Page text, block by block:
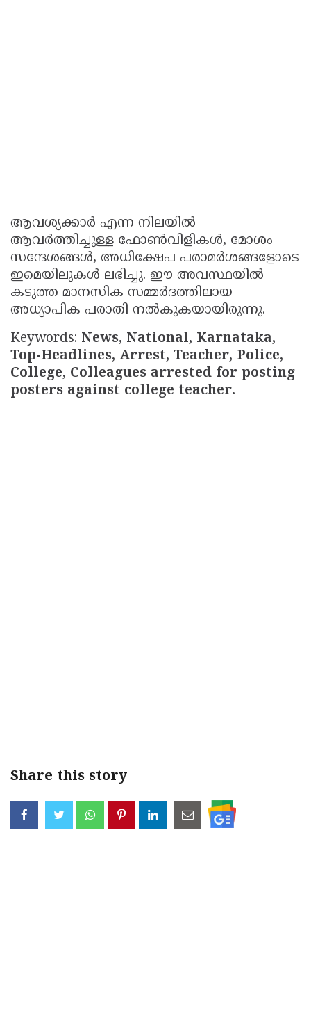
ആവശ്യക്കാർ എന്ന നിലയിൽ
ആവർത്തിച്ചുള്ള ഫോൺവിളികൾ, മോശം
സന്ദേശങ്ങൾ, അധിക്ഷേപ പരാമർശങ്ങളോടെ
ഇമെയിലുകൾ ലഭിച്ചു. ഈ അവസ്ഥയിൽ
കടുത്ത മാനസിക സമ്മർദത്തിലായ
അധ്യാപിക പരാതി നൽകുകയായിരുന്നു.
Keywords: News, National, Karnataka,
Top-Headlines, Arrest, Teacher, Police,
College, Colleagues arrested for posting
posters against college teacher.
Share this story